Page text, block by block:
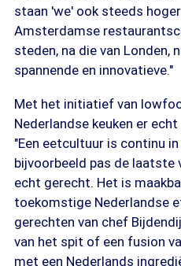
staan 'we' ook steeds
Amsterdamse
steden, na die van Londen,
spannende en innovatieve."
Met het initiatief van
Nederlandse keuken er
"Een eetcultuur is continu
bijvoorbeeld pas de
echt gerecht. Het is
toekomstige Nederlandse
gerechten van chef
van het spit of een fusion
met een Nederlands